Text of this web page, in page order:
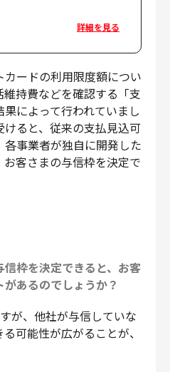
詳細を見る
ードの利用限度額につい
持費などを確認する「支
によって行われていまし
ると、従来の支払見込可
事業者が独自に開発した
客さまの与信枠を決定で
枠を決定できると、お客
あるのでしょうか？
が、他社が与信していな
可能性が広がることが、